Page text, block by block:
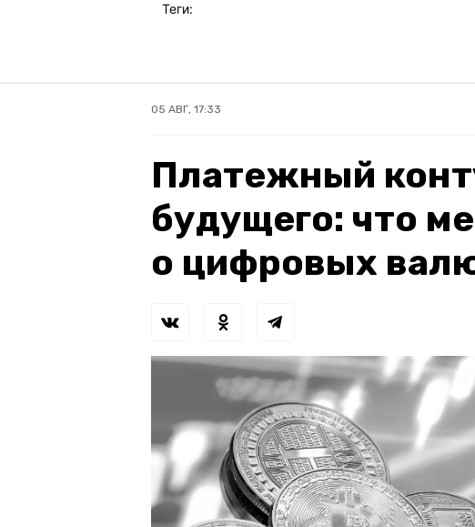
Теги:
05 АВГ, 17:33
Платежный
будущего: что
о цифровых